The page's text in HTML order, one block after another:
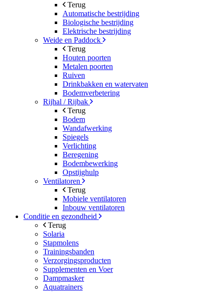
Terug
Automatische bestrijding
Biologische bestrijding
Elektrische bestrijding
Weide en Paddock
Terug
Houten poorten
Metalen poorten
Ruiven
Drinkbakken en watervaten
Bodemverbetering
Rijhal / Rijbak
Terug
Bodem
Wandafwerking
Spiegels
Verlichting
Beregening
Bodembewerking
Opstijghulp
Ventilatoren
Terug
Mobiele ventilatoren
Inbouw ventilatoren
Conditie en gezondheid
Terug
Solaria
Stapmolens
Trainingsbanden
Verzorgingsproducten
Supplementen en Voer
Dampmasker
Aquatrainers